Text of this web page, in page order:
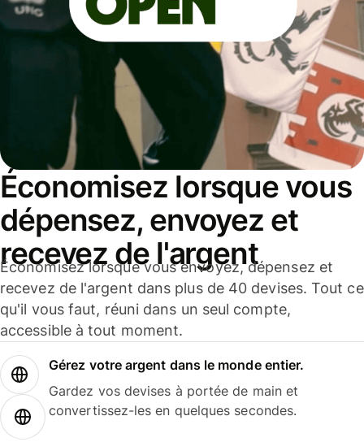
Économisez lorsque vous
dépensez, envoyez et
recevez de l'argent
Économisez lorsque vous envoyez, dépensez et
recevez de l'argent dans plus de 40 devises. Tout ce
qu'il vous faut, réuni dans un seul compte,
accessible à tout moment.
Gérez votre argent dans le monde entier.
Gardez vos devises à portée de main et
convertissez-les en quelques secondes.